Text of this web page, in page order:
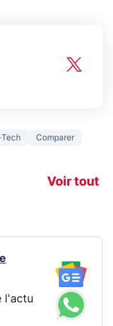
Comparer
Voir tout
Ce que vous
navigation
l'actu